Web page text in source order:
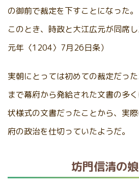
の御前で裁定を下すことになった。
このとき、時政と大江広元が同席
元年〈1204〉7月26日条）
実朝にとっては初めての裁定だっ
まで幕府から発給された文書の多
状様式の文書だったことから、実
府の政治を仕切っていたようだ。
坊門信清の